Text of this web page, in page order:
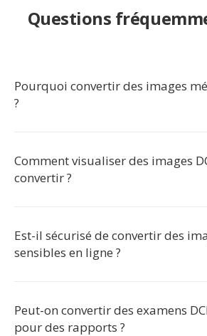
Questions
Pourquoi convertir des images
?
Comment visualiser des images
convertir ?
Est-il sécurisé de convertir des
sensibles en ligne ?
Peut-on convertir des examens
pour des rapports ?